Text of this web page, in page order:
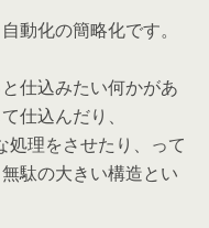
動化の簡略化です。
仕込みたい何かがあ
仕込んだり、
処理をさせたり、って
駄の大きい構造とい